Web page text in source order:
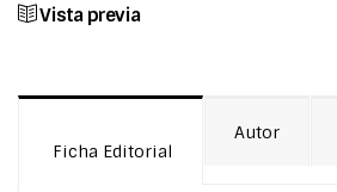
Vista previa
Ficha Editorial
Autor